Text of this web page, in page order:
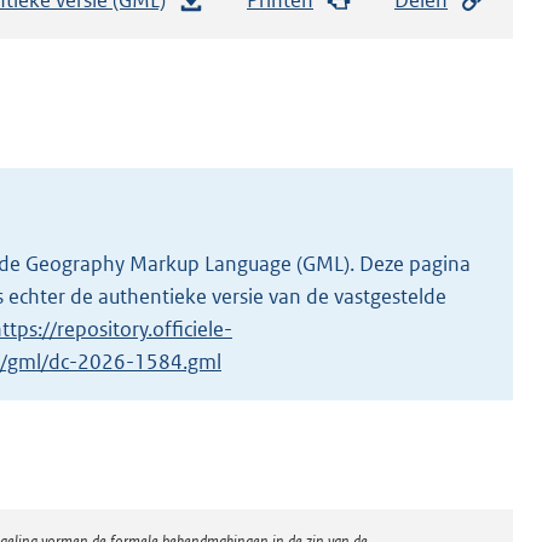
n
g
r
o
o
Markup Language (GML). Deze pagina
de authentieke versie van de vastgestelde
repository.officiele-
gml/dc-2026-1584.gml